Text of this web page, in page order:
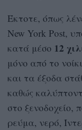
Έκτοτε, όπως
New York Post,
κατά μέσο 12
μόνο από το
και τα έξοδα
καθώς
στο ξενοδοχείο,
ρεύμα, νερό,